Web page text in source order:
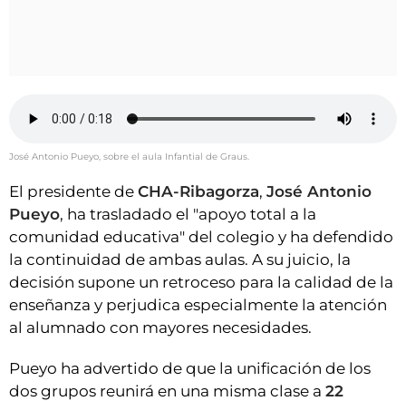
José Antonio Pueyo, sobre el aula Infantial de Graus.
El presidente de CHA-Ribagorza, José Antonio
Pueyo, ha trasladado el "apoyo total a la
comunidad educativa" del colegio y ha defendido
la continuidad de ambas aulas. A su juicio, la
decisión supone un retroceso para la calidad de la
enseñanza y perjudica especialmente la atención
al alumnado con mayores necesidades.
Pueyo ha advertido de que la unificación de los
dos grupos reunirá en una misma clase a 22